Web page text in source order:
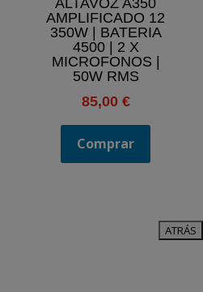
AMPLIFICADO 12
350W | BATERIA
4500 | 2 X
MICROFONOS |
50W RMS
85,00 €
Comprar